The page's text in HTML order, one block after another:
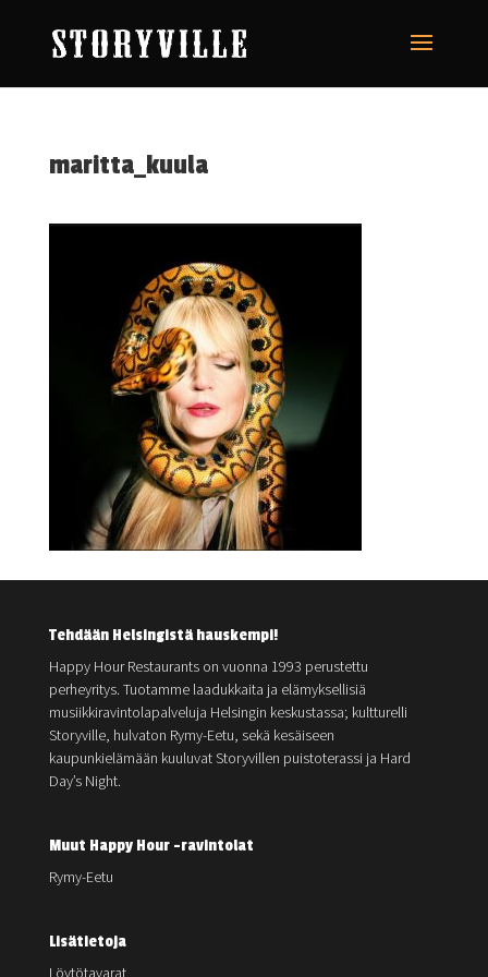
maritta_kuula
Tehdään Helsingistä hauskempi!
Happy Hour Restaurants on vuonna 1993 perustettu
perheyritys. Tuotamme laadukkaita ja elämyksellisiä
musiikkiravintolapalveluja Helsingin keskustassa; kultturelli
Storyville, hulvaton Rymy-Eetu, sekä kesäiseen
kaupunkielämään kuuluvat Storyvillen puistoterassi ja Hard
Day’s Night.
Muut Happy Hour -ravintolat
Rymy-Eetu
Lisätietoja